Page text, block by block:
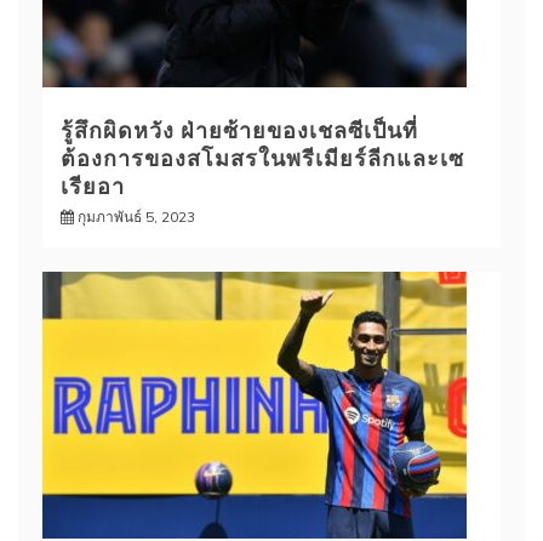
รู้สึกผิดหวัง ฝ่ายซ้ายของเชลซีเป็นที่
ต้องการของสโมสรในพรีเมียร์ลีกและเซ
เรียอา
กุมภาพันธ์ 5, 2023